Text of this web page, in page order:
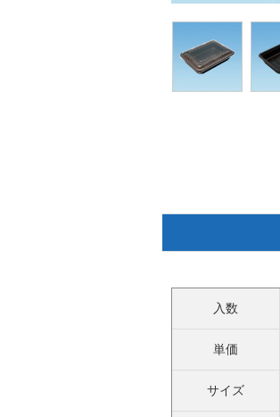
入数
単価
サイズ